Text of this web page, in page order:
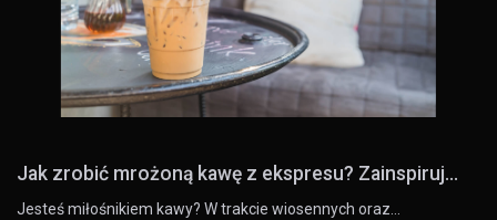
Jak zrobić mrożoną kawę z ekspresu? Zainspiruj...
Jesteś miłośnikiem kawy? W trakcie wiosennych oraz…